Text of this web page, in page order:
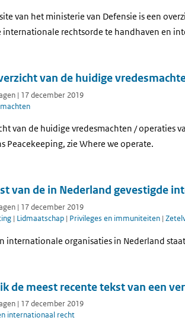
van het ministerie van Defensie is een
internationale rechtsorde te handhaven en
van de huidige
| 17 december 2019
van de huidige vredesmachten / operaties
Peacekeeping, zie Where we operate.
van de in Nederland gevestigde
| 17 december 2019
| Lidmaatschap | Privileges en immuniteiten |
internationale organisaties in Nederland
de meest recente tekst van een
| 17 december 2019
internationaal recht